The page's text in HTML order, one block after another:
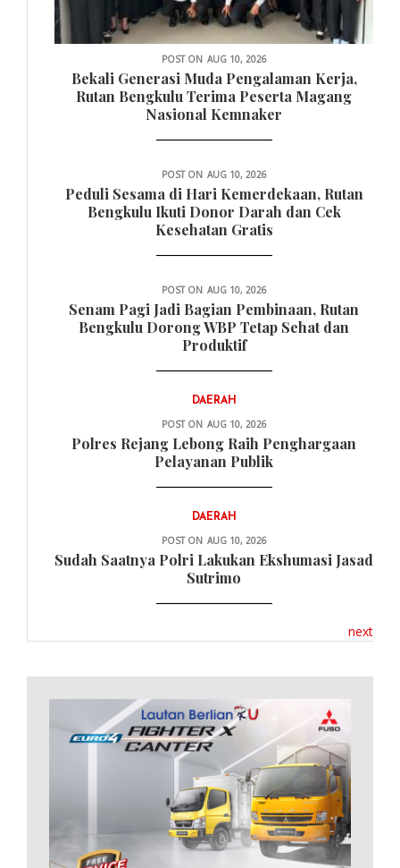
POST ON AUG 10, 2026
Bekali Generasi Muda Pengalaman Kerja,
Rutan Bengkulu Terima Peserta Magang
Nasional Kemnaker
POST ON AUG 10, 2026
Peduli Sesama di Hari Kemerdekaan, Rutan
Bengkulu Ikuti Donor Darah dan Cek
Kesehatan Gratis
POST ON AUG 10, 2026
Senam Pagi Jadi Bagian Pembinaan, Rutan
Bengkulu Dorong WBP Tetap Sehat dan
Produktif
DAERAH
POST ON AUG 10, 2026
Polres Rejang Lebong Raih Penghargaan
Pelayanan Publik
DAERAH
POST ON AUG 10, 2026
Sudah Saatnya Polri Lakukan Ekshumasi Jasad
Sutrimo
next